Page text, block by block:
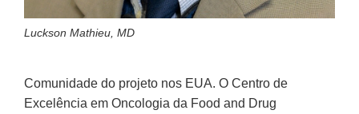
Luckson Mathieu, MD
Comunidade do projeto nos EUA. O Centro de
Excelência em Oncologia da Food and Drug